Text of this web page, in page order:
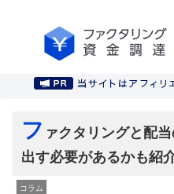
フ ァクタリングと配
出す必要があるかも紹
コラム